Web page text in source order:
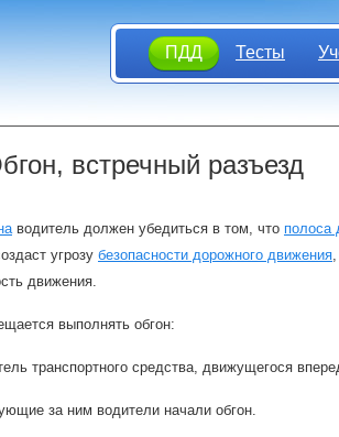
ПДД Тесты
встречный разъезд
водитель должен убедиться в том, что полоса
угрозу безопасности дорожного движения
движения.
выполнять обгон:
транспортного средства, движущегося
за ним водители начали обгон.